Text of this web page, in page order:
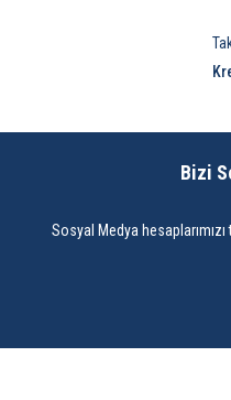
Bizi
Sosyal Medya